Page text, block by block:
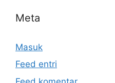
Meta
Masuk
Feed entri